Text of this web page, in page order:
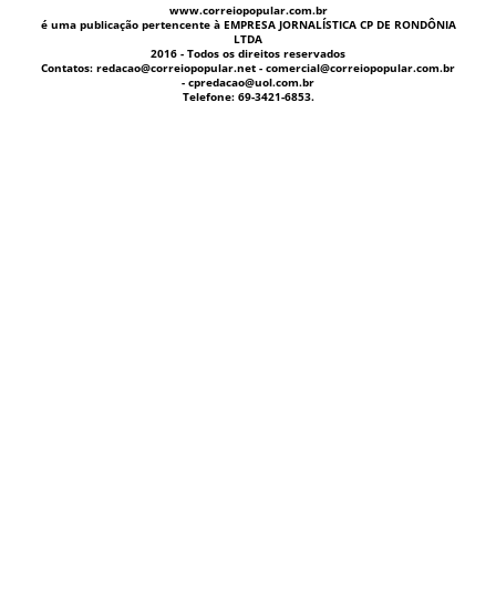
www.correiopopular.com.br
é uma publicação pertencente à EMPRESA JORNALÍSTICA CP DE RONDÔNIA
LTDA
2016 - Todos os direitos reservados
Contatos: redacao@correiopopular.net - comercial@correiopopular.com.br
- cpredacao@uol.com.br
Telefone: 69-3421-6853.